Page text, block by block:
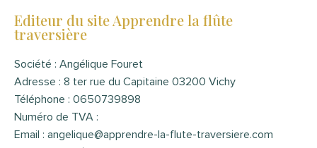
Editeur du site Apprendre la flûte
traversière
Société : Angélique Fouret
Adresse : 8 ter rue du Capitaine 03200 Vichy
Téléphone : 0650739898
Numéro de TVA :
Email : angelique@apprendre-la-flute-traversiere.com